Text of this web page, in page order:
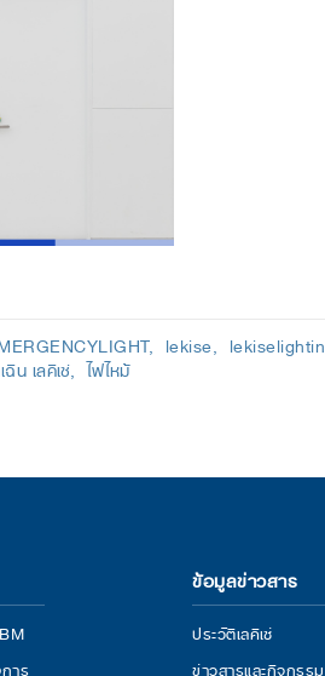
lekise
น เลคิเซ่ ไฟไหม้
าร
ข้อมูลข่าวสาร
ประวัติเลคิเซ่
ข่าวสารและกิจกรรม